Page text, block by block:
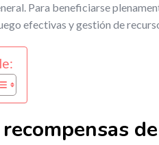
Para beneficiarse
efectivas y gestión de